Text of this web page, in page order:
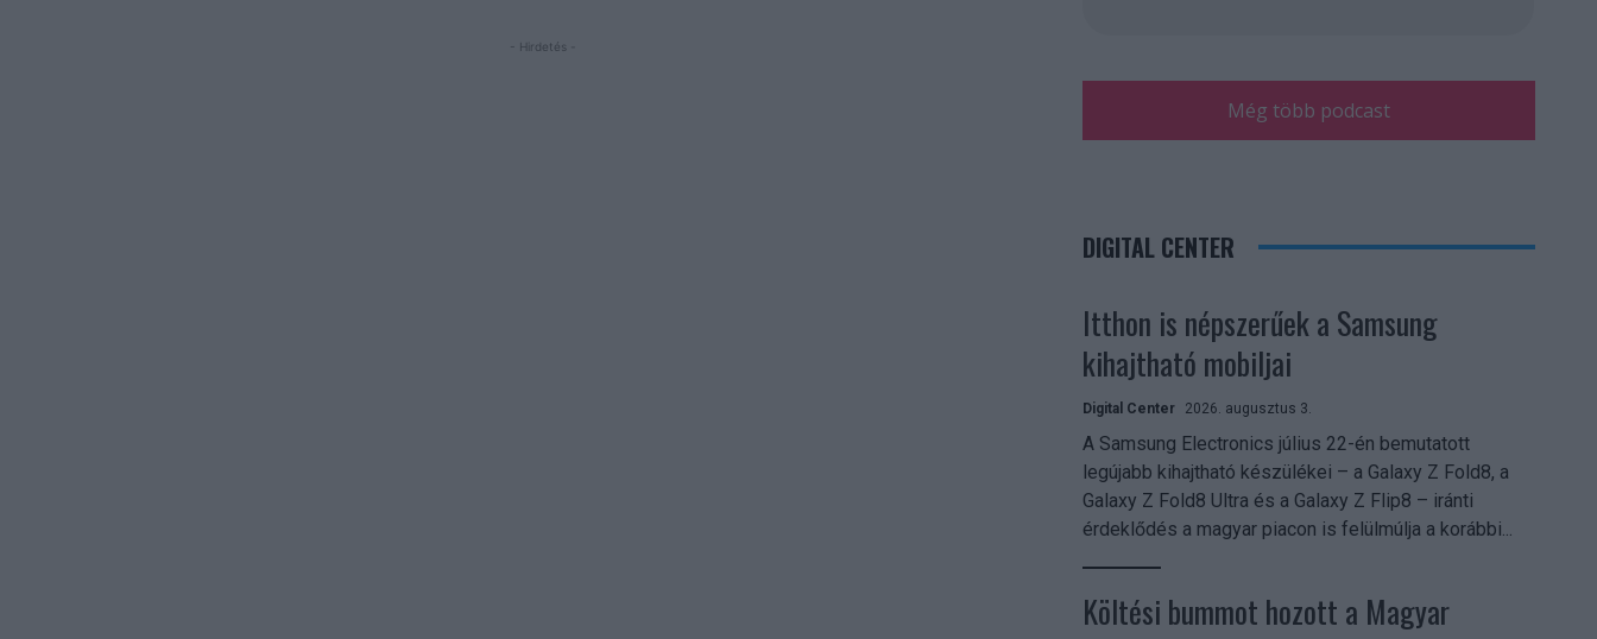
- Hirdetés -
Még több podcast
DIGITAL CENTER
Itthon is népszerűek a Samsung
kihajtható mobiljai
Digital Center 2026. augusztus 3.
A Samsung Electronics július 22-én bemutatott
legújabb kihajtható készülékei – a Galaxy Z Fold8, a
Galaxy Z Fold8 Ultra és a Galaxy Z Flip8 – iránti
érdeklődés a magyar piacon is felülmúlja a korábbi...
Költési bummot hozott a Magyar